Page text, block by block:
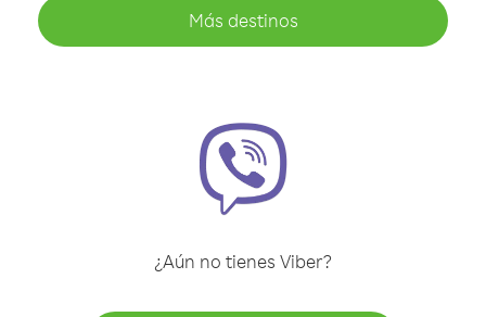
Más destinos
¿Aún no tienes Viber?